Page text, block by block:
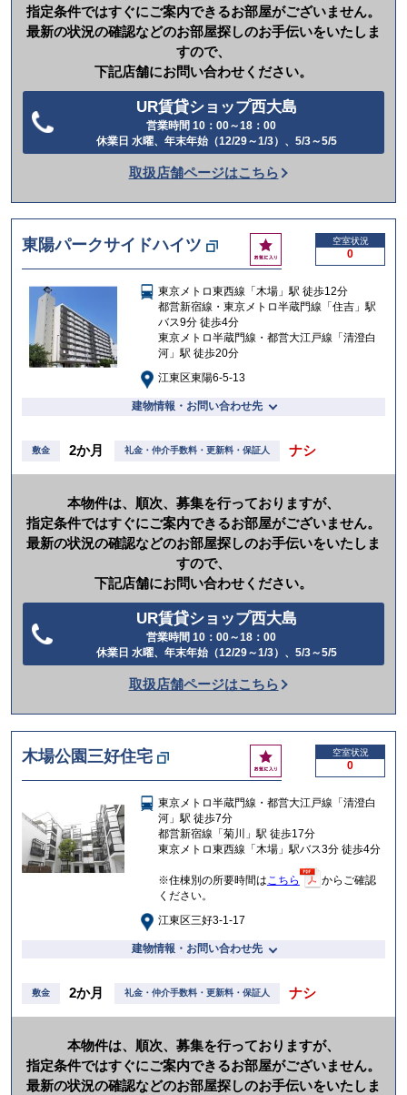
指定条件ではすぐにご案内できるお部屋がございません。
最新の状況の確認などのお部屋探しのお手伝いをいたしま
すので、
下記店舗にお問い合わせください。
UR賃貸ショップ西大島
営業時間 10：00～18：00
休業日 水曜、年末年始（12/29～1/3）、5/3～5/5
話
か
け
る
取扱店舗ページはこちら
東陽パークサイドハイツ
お
気
入
り
空室状況
0
東京メトロ東西線「木場」駅 徒歩12分
都営新宿線・東京メトロ半蔵門線「住吉」駅
バス9分 徒歩4分
東京メトロ半蔵門線・都営大江戸線「清澄白
河」駅 徒歩20分
江東区東陽6-5-13
建物情報・お問い合わせ先
敷金 2か月 礼金・仲介手数料・更新料・保証人 ナシ
本物件は、順次、募集を行っておりますが、
指定条件ではすぐにご案内できるお部屋がございません。
最新の状況の確認などのお部屋探しのお手伝いをいたしま
すので、
下記店舗にお問い合わせください。
UR賃貸ショップ西大島
営業時間 10：00～18：00
休業日 水曜、年末年始（12/29～1/3）、5/3～5/5
話
か
け
る
取扱店舗ページはこちら
木場公園三好住宅
お
気
入
空室状況
0
東京メトロ半蔵門線・都営大江戸線「清澄白
河」駅 徒歩7分
都営新宿線「菊川」駅 徒歩17分
東京メトロ東西線「木場」駅バス3分 徒歩4分
※住棟別の所要時間はこちら
からご確認
ください。
江東区三好3-1-17
建物情報・お問い合わせ先
敷金 2か月 礼金・仲介手数料・更新料・保証人 ナシ
本物件は、順次、募集を行っておりますが、
指定条件ではすぐにご案内できるお部屋がございません。
最新の状況の確認などのお部屋探しのお手伝いをいたしま